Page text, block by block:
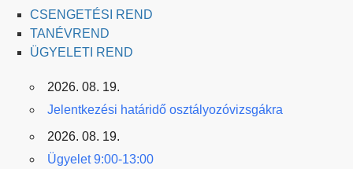
CSENGETÉSI REND
TANÉVREND
ÜGYELETI REND
2026. 08. 19.
Jelentkezési határidő osztályozóvizsgákra
2026. 08. 19.
Ügyelet 9:00-13:00